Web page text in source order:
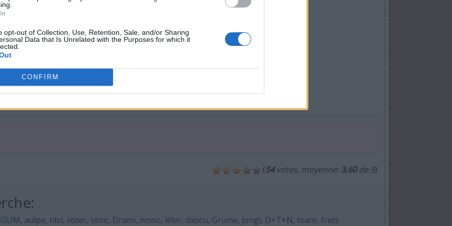
opt-out of Collection, Use, Retention, Sale, and/or Sharing
Data that Is Unrelated with the Purposes for which it
CONFIRM
(54votes, moyenne:3,60de 5)
, aulpe, tilsi, voter, stoic, Drami, nniso, iélvr, daocu, Grume, jongl, D+T+N, tsare, frets